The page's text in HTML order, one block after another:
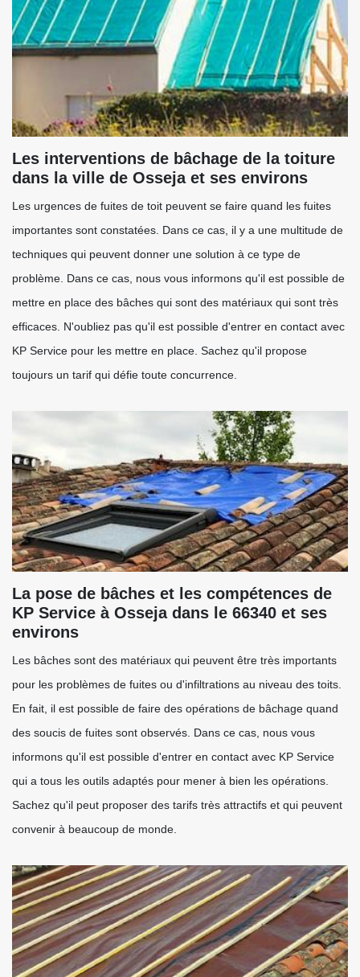
Les interventions de bâchage de la toiture
dans la ville de Osseja et ses environs
Les urgences de fuites de toit peuvent se faire quand les fuites
importantes sont constatées. Dans ce cas, il y a une multitude de
techniques qui peuvent donner une solution à ce type de
problème. Dans ce cas, nous vous informons qu'il est possible de
mettre en place des bâches qui sont des matériaux qui sont très
efficaces. N'oubliez pas qu'il est possible d'entrer en contact avec
KP Service pour les mettre en place. Sachez qu'il propose
toujours un tarif qui défie toute concurrence.
La pose de bâches et les compétences de
KP Service à Osseja dans le 66340 et ses
environs
Les bâches sont des matériaux qui peuvent être très importants
pour les problèmes de fuites ou d'infiltrations au niveau des toits.
En fait, il est possible de faire des opérations de bâchage quand
des soucis de fuites sont observés. Dans ce cas, nous vous
informons qu'il est possible d'entrer en contact avec KP Service
qui a tous les outils adaptés pour mener à bien les opérations.
Sachez qu'il peut proposer des tarifs très attractifs et qui peuvent
convenir à beaucoup de monde.